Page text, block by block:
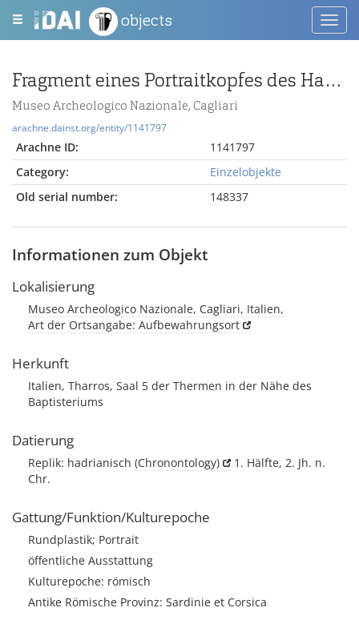
objects
Fragment eines Portraitkopfes des Hadrianus
Museo Archeologico Nazionale, Cagliari
arachne.dainst.org/entity/1141797
Arachne ID:
1141797
Category:
Einzelobjekte
Old serial number:
148337
Informationen zum Objekt
Lokalisierung
Museo Archeologico Nazionale, Cagliari, Italien,
Art der Ortsangabe: Aufbewahrungsort
Herkunft
Italien, Tharros, Saal 5 der Thermen in der Nähe des
Baptisteriums
Datierung
Replik: hadrianisch (Chronontology)
1. Hälfte, 2. Jh. n.
Chr.
Gattung/Funktion/Kulturepoche
Rundplastik; Portrait
öffentliche Ausstattung
Kulturepoche: römisch
Antike Römische Provinz: Sardinie et Corsica